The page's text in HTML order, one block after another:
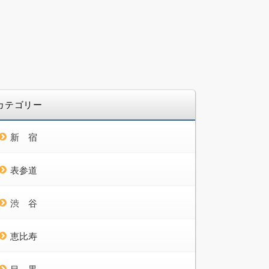
テゴリー
新 宿
表参道
渋 谷
恵比寿